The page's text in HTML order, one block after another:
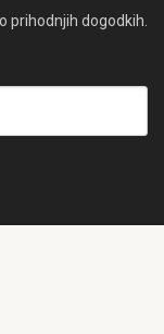
prihodnjih dogodkih.